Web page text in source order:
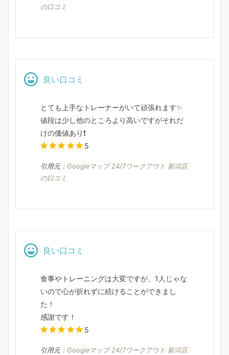
の口コミ
良い口コミ
とても上手なトレーナーがいて頑張れます✨
値段は少し他のところより高いですがそれだ
けの価値あり❗
5
引用元： Googleマップ 24/7ワークアウト 新潟店
の口コミ
良い口コミ
食事やトレーニングは大変ですが、1人じゃな
いので心が折れずに続けることができまし
た！
感謝です！
5
引用元： Googleマップ 24/7ワークアウト 新潟店